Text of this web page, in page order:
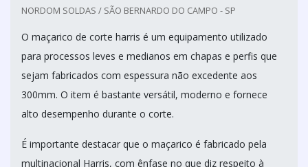
NORDOM SOLDAS / SÃO BERNARDO DO CAMPO - SP
O maçarico de corte harris é um equipamento utilizado
para processos leves e medianos em chapas e perfis que
sejam fabricados com espessura não excedente aos
300mm. O item é bastante versátil, moderno e fornece
alto desempenho durante o corte.
É importante destacar que o maçarico é fabricado pela
multinacional Harris, com ênfase no que diz respeito à